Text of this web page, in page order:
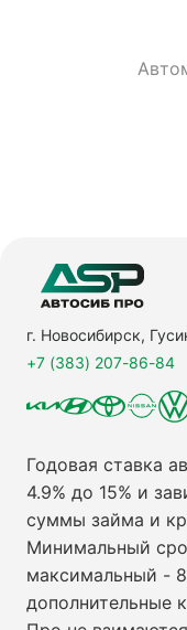
г. Новосибирск,
+7 (383) 207-86-84
Годовая ставка
4.9% до 15% и
суммы займа и
Минимальный
максимальный -
дополнительные